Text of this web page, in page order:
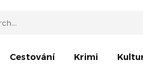
Cestování Krimi